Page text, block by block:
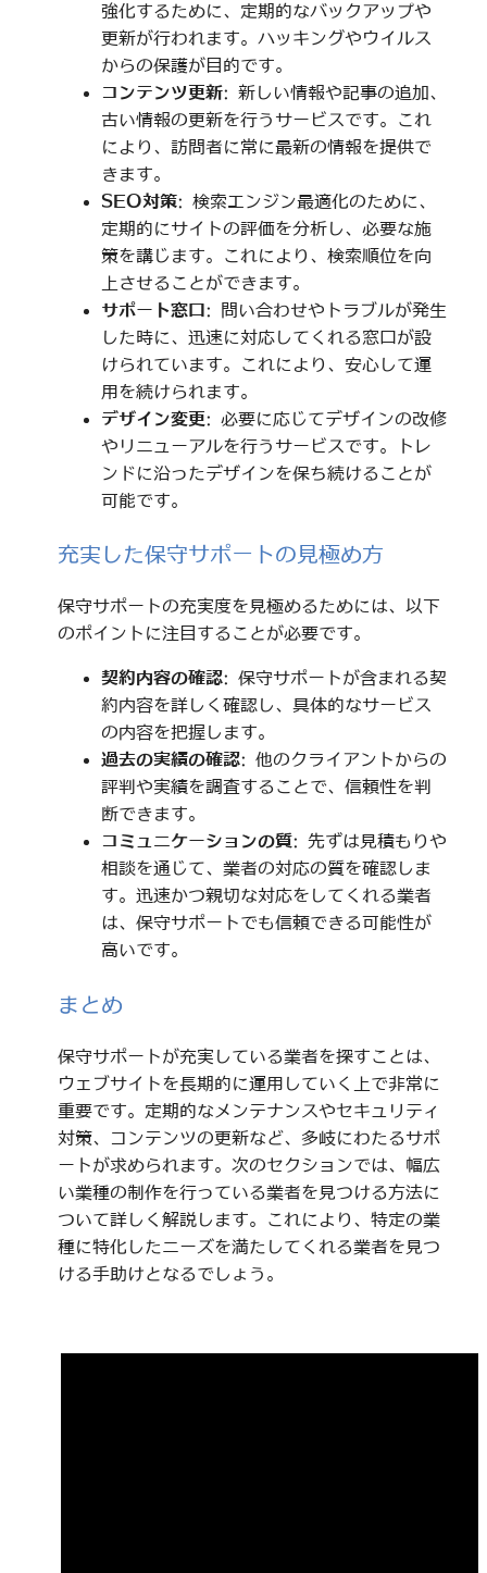
強化するために、定期的なバックアップや
更新が行われます。ハッキングやウイルス
からの保護が目的です。
コンテンツ更新: 新しい情報や記事の追加、
古い情報の更新を行うサービスです。これ
により、訪問者に常に最新の情報を提供で
きます。
SEO対策: 検索エンジン最適化のために、
定期的にサイトの評価を分析し、必要な施
策を講じます。これにより、検索順位を向
上させることができます。
サポート窓口 : 問い合わせやトラブルが発生
した時に、迅速に対応してくれる窓口が設
けられています。これにより、安心して運
用を続けられます。
デザイン変更: 必要に応じてデザインの改修
やリニューアルを行うサービスです。トレ
ンドに沿ったデザインを保ち続けることが
可能です。
充実した保守サポートの見極め方
保守サポートの充実度を見極めるためには、以下
のポイントに注目することが必要です。
契約内容の確認: 保守サポートが含まれる契
約内容を詳しく確認し、具体的なサービス
の内容を把握します。
過去の実績の確認: 他のクライアントからの
評判や実績を調査することで、信頼性を判
断できます。
コミュニケーションの質: 先ずは見積もりや
相談を通じて、業者の対応の質を確認しま
す。迅速かつ親切な対応をしてくれる業者
は、保守サポートでも信頼できる可能性が
高いです。
まとめ
保守サポートが充実している業者を探すことは、
ウェブサイトを長期的に運用していく上で非常に
重要です。定期的なメンテナンスやセキュリティ
対策、コンテンツの更新など、多岐にわたるサポ
ートが求められます。次のセクションでは、幅広
い業種の制作を行っている業者を見つける方法に
ついて詳しく解説します。これにより、特定の業
種に特化したニーズを満たしてくれる業者を見つ
ける手助けとなるでしょう。